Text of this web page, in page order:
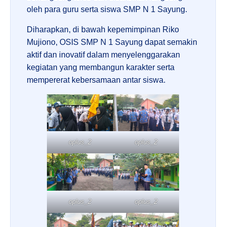
oleh para guru serta siswa SMP N 1 Sayung.
Diharapkan, di bawah kepemimpinan Riko
Mujiono, OSIS SMP N 1 Sayung dapat semakin
aktif dan inovatif dalam menyelenggarakan
kegiatan yang membangun karakter serta
mempererat kebersamaan antar siswa.
oplus_2 oplus_2
oplus_2 oplus_2